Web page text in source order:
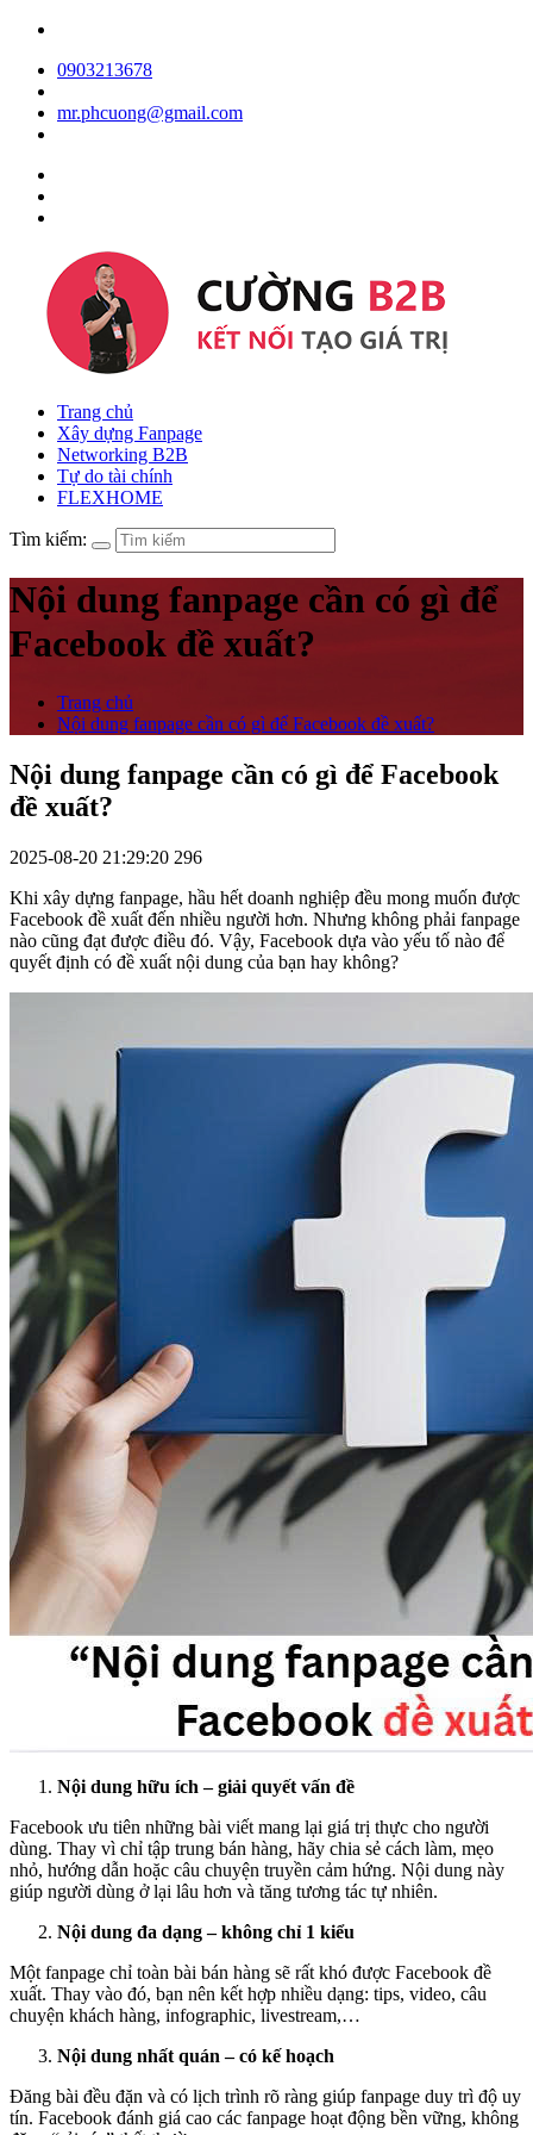
0903213678
mr.phcuong@gmail.com
Trang chủ
Xây dựng Fanpage
Networking B2B
Tự do tài chính
FLEXHOME
Tìm kiếm:
Nội dung fanpage cần có gì để
Facebook đề xuất?
Trang chủ
Nội dung fanpage cần có gì để Facebook đề xuất?
Nội dung fanpage cần có gì để Facebook
đề xuất?
2025-08-20 21:29:20 296
Khi xây dựng fanpage, hầu hết doanh nghiệp đều mong muốn được
Facebook đề xuất đến nhiều người hơn. Nhưng không phải fanpage
nào cũng đạt được điều đó. Vậy, Facebook dựa vào yếu tố nào để
quyết định có đề xuất nội dung của bạn hay không?
Nội dung hữu ích – giải quyết vấn đề
Facebook ưu tiên những bài viết mang lại giá trị thực cho người
dùng. Thay vì chỉ tập trung bán hàng, hãy chia sẻ cách làm, mẹo
nhỏ, hướng dẫn hoặc câu chuyện truyền cảm hứng. Nội dung này
giúp người dùng ở lại lâu hơn và tăng tương tác tự nhiên.
Nội dung đa dạng – không chỉ 1 kiểu
Một fanpage chỉ toàn bài bán hàng sẽ rất khó được Facebook đề
xuất. Thay vào đó, bạn nên kết hợp nhiều dạng: tips, video, câu
chuyện khách hàng, infographic, livestream,…
Nội dung nhất quán – có kế hoạch
Đăng bài đều đặn và có lịch trình rõ ràng giúp fanpage duy trì độ uy
tín. Facebook đánh giá cao các fanpage hoạt động bền vững, không